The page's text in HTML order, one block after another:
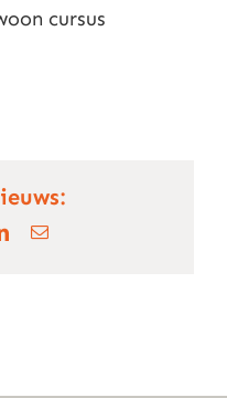
cursus
LinkedIn
E-